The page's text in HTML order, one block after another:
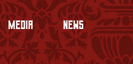
Media News